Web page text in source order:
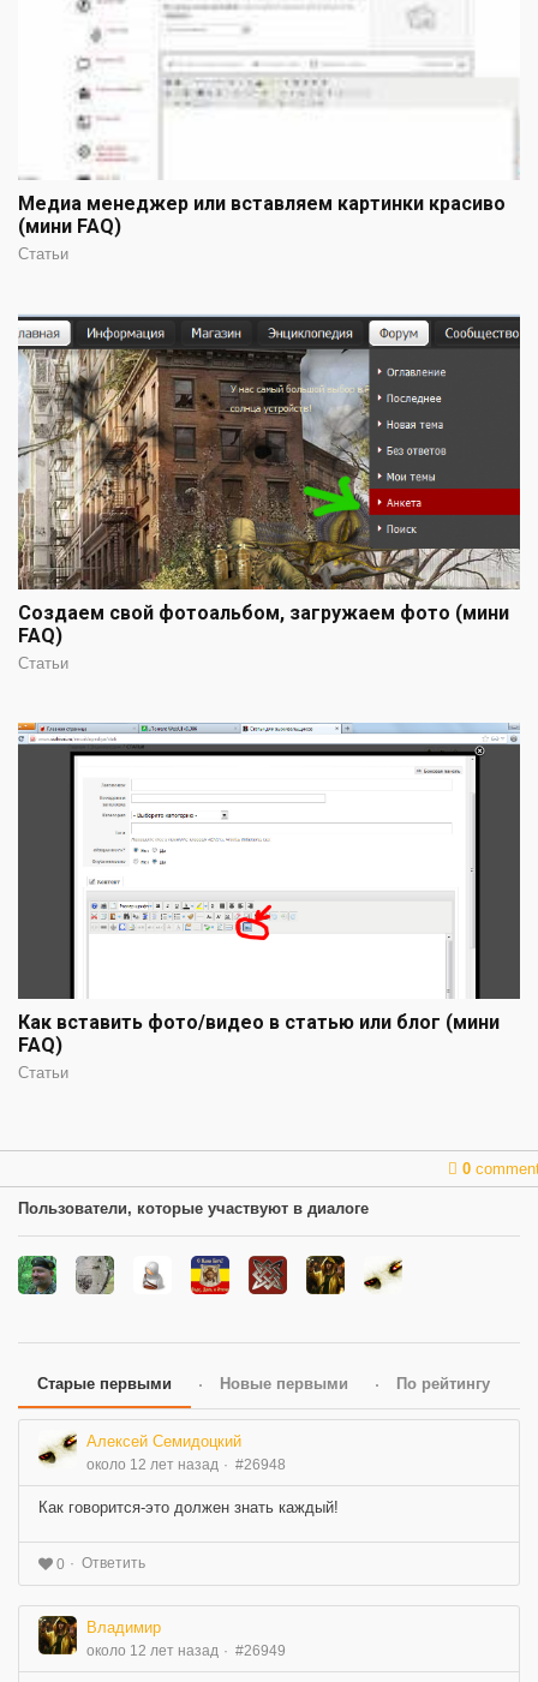
Медиа менеджер или вставляем картинки красиво
(мини FAQ)
Статьи
Создаем свой фотоальбом, загружаем фото (мини
FAQ)
Статьи
Как вставить фото/видео в статью или блог (мини
FAQ)
Статьи
0
Пользователи, которые участвуют в диалоге
Старые первыми Новые первыми По рейтингу
Алексей Семидоцкий
около 12 лет назад #26948
Как говорится-это должен знать каждый!
0 Ответить
Владимир
около 12 лет назад #26949